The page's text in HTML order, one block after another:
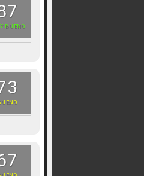
BUENO